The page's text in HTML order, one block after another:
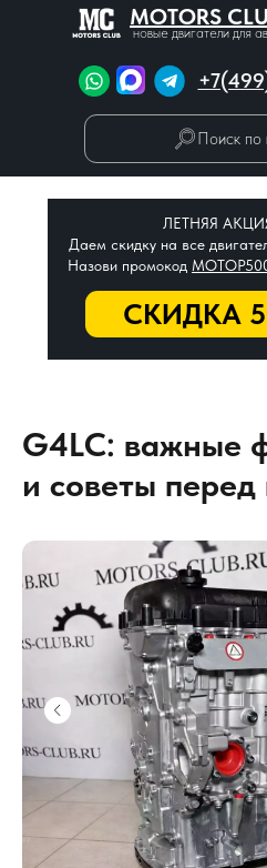
MOTORS
новые двигатели для
Поиск по
СКИДКА
ЛЕТНЯЯ
Даем скидку на все
Назови промокод
G4LC: важные
и советы перед